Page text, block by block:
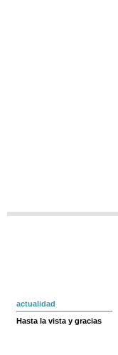
actualidad
Hasta la vista y gracias